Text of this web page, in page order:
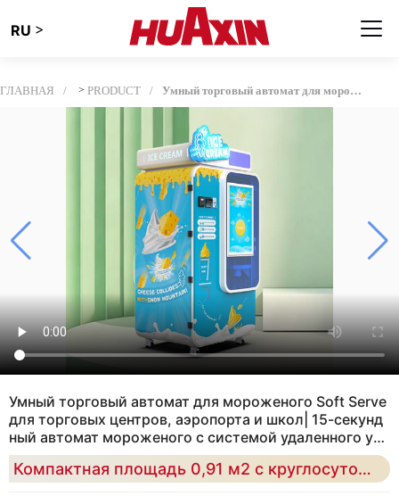
RU >
ГЛАВНАЯ > PRODUCT Умный торговый автомат для мороженого Soft Serve для торговых центров, аэропорта и школ| 15-секундный автомат мороженого с системой удаленного управления
Умный торговый автомат для мороженого Soft Serve
для торговых центров, аэропорта и школ| 15-секунд
ный автомат мороженого с системой удаленного упр
авления
Компактная площадь 0,91 м2 с круглосуточной бесконтрольной эксплуатацией и поддержкой нескольких платежей для коммерческих мест с высоким трафиком